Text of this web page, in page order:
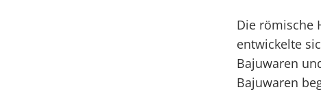
Die römische
entwickelte
Bajuwaren
Bajuwaren